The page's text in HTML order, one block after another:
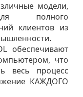
модели,
полного
клиентов из
обеспечивают
что
весь процесс
КАЖДОГО